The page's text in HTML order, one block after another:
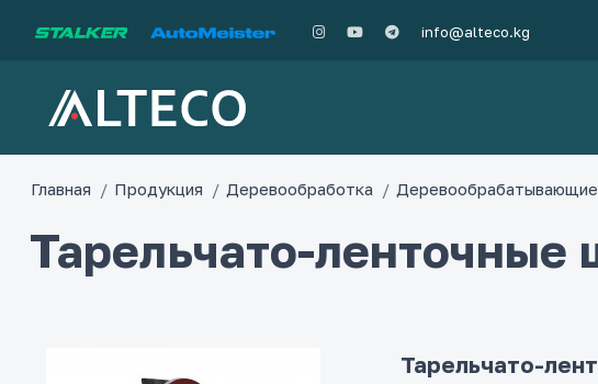
info@alteco.kg
Главная Продукция Деревообработка Деревообрабатывающие
Тарельчато-
Тарельчато-